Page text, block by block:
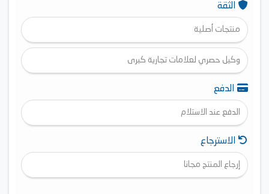
الثقة
منتجات أصلية
وكيل حصري لعلامات تجارية كبرى
الدفع
الدفع عند الاستلام
الاسترجاع
إرجاع المنتج مجانا